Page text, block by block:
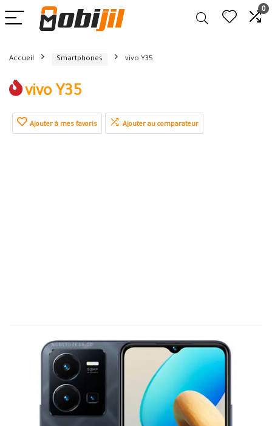
0
Accueil Smartphones vivo Y35
vivo Y35
Ajouter à mes favoris Ajouter au comparateur